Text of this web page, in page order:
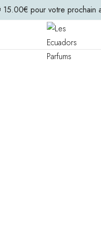
15.00€ pour votre prochain